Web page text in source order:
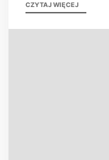
CZYTAJ WIĘCEJ